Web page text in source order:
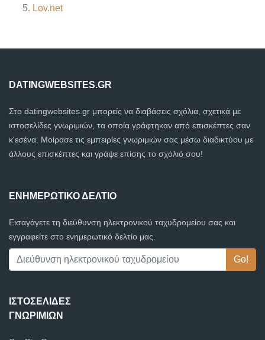
Lov.net
DATINGWEBSITES.GR
Στο datingwebsites.gr μπορείς να διαβάσεις σχόλια, σχετικά με
ιστοσελίδες γνωριμιών, τα οποία γράφτηκαν από επισκέπτες σαν
κ'εσένα. Μοίρασε τις εμπειρίες γνωριμιών σας μέσω διαδικτύου με
άλλους επισκέπτες και γράψε επίσης το σχόλιό σου!
ΕΝΗΜΕΡΩΤΙΚΌ ΔΕΛΤΊΟ
Εισαγάγετε τη διεύθυνση ηλεκτρονικού ταχυδρομείου σας και
εγγραφείτε στο ενημερωτικό δελτίο μας.
ΙΣΤΟΣΕΛΊΔΕΣ
ΓΝΩΡΙΜΙΏΝ